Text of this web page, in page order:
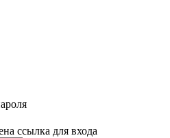
ссылка для входа